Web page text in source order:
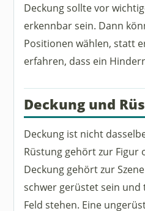
Deckung sollte vor
erkennbar sein. Dann
Positionen wählen, statt
erfahren, dass ein
Deckung und
Deckung ist nicht
Rüstung gehört zur
Deckung gehört zur
schwer gerüstet sein
Feld stehen. Eine